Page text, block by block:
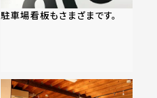
駐車場看板もさまざまです。